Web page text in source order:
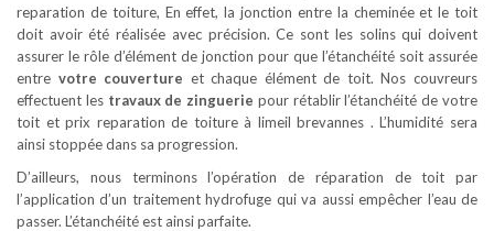
reparation de toiture, En effet, la jonction entre la cheminée et le toit
doit avoir été réalisée avec précision. Ce sont les solins qui doivent
assurer le rôle d’élément de jonction pour que l’étanchéité soit assurée
entre votre couverture et chaque élément de toit. Nos couvreurs
effectuent lestravaux de zinguerie pour rétablir l’étanchéité de votre
toit et prix reparation de toiture à limeil brevannes . L’humidité sera
ainsi stoppée dans sa progression.
D’ailleurs, nous terminons l’opération de réparation de toit par
l’application d’un traitement hydrofuge qui va aussi empêcher l’eau de
passer. L’étanchéité est ainsi parfaite.